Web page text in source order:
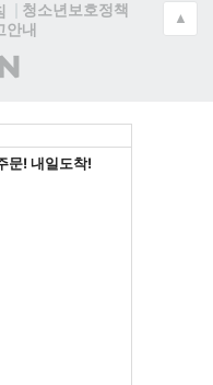
청소년보호정책
안내
▲